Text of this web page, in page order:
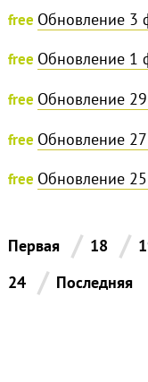
free Обновление 3
free Обновление 1
free Обновление
free Обновление
free Обновление
Первая / 18 /
24 / Последняя